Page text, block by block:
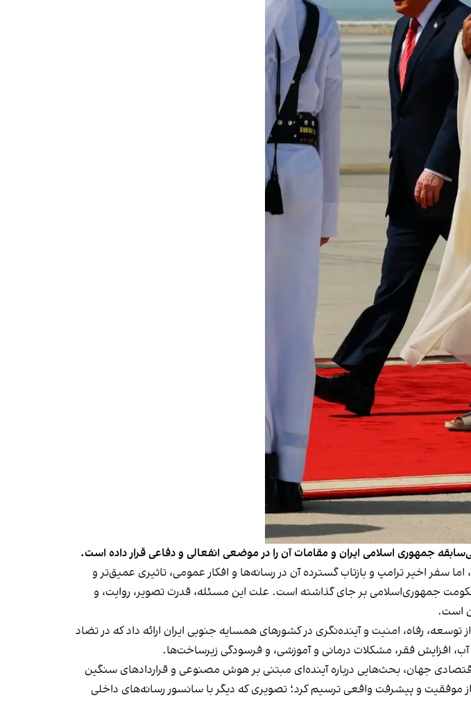
جمهوری اسلامی ایران و مقامات آن را در موضعی انفعالی و دفاعی قرار داده است.
سفر اخیر ترامپ و بازتاب گسترده آن در رسانه‌ها و افکار عمومی، تاثیری عمیق‌تر و
آمریکا بر خامنه‌ای و حکومت جمهوری‌اسلامی بر جای گذاشته است. علت این مسئله، قدرت تصویر، روایت، و
است.
رفاه، امنیت و آینده‌نگری در کشورهای همسایه جنوبی ایران ارائه داد که در تضاد
افزایش فقر، مشکلات درمانی و آموزشی، و فرسودگی زیرساخت‌ها.
جهان، بحث‌هایی درباره آینده‌ای مبتنی بر هوش مصنوعی و قراردادهای سنگین
موفقیت و پیشرفت واقعی ترسیم کرد؛ تصویری که دیگر با سانسور رسانه‌های داخلی